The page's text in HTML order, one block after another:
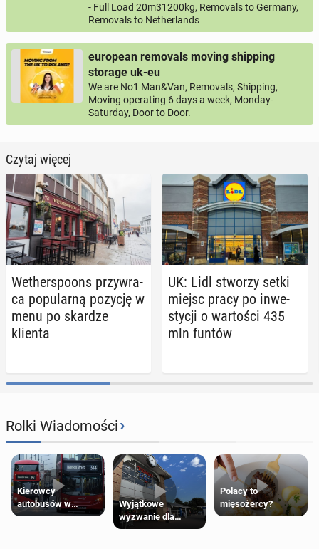
- Full Load 20m31200kg, Removals to Germany,
Removals to Netherlands
european removals moving shipping
storage uk-eu
We are No1 Man&Van, Removals, Shipping,
Moving operating 6 days a week, Monday-
Saturday, Door to Door.
Czytaj więcej
We­ther­spo­ons przy­wra­
ca po­pu­lar­ną pozycję w
menu po skardze
klienta
UK: Lidl stworzy setki
miejsc pracy po in­we­
sty­cji o war­to­ści 435
mln funtów
Rolki Wiadomości›
Kierowcy
autobusów w
Londynie
Wyjątkowe
wyzwanie dla
posiadaczy kart
Polacy to
mięsożercy?